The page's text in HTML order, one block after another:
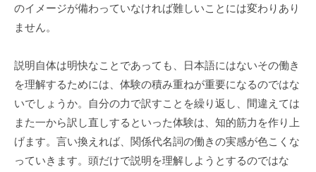
が
わ
る
・
使
え
る
のイメージが備わっていなければ難しいことには変わりあり
ません。
説明自体は明快なことであっても、日本語にはないその働き
を理解するためには、体験の積み重ねが重要になるのではな
いでしょうか。自分の力で訳すことを繰り返し、間違えては
また一から訳し直しするといった体験は、知的筋力を作り上
げます。言い換えれば、関係代名詞の働きの実感が色こくな
っていきます。頭だけで説明を理解しようとするのではな